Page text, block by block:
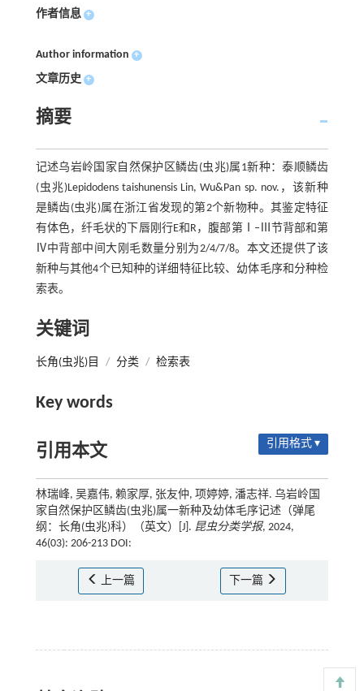
作者信息 +
Author information +
文章历史 +
摘要
记述乌岩岭国家自然保护区鳞齿(虫兆)属1新种：泰顺鳞齿
(虫兆)Lepidodens taishunensis Lin, Wu&Pan sp. nov.，该新种
是鳞齿(虫兆)属在浙江省发现的第2个新物种。其鉴定特征
有体色，纤毛状的下唇刚行E和R，腹部第Ⅰ–Ⅲ节背部和第
Ⅳ中背部中间大刚毛数量分别为2/4/7/8。本文还提供了该
新种与其他4个已知种的详细特征比较、幼体毛序和分种检
索表。
关键词
长角(虫兆)目 / 分类 / 检索表
Key words
引用本文 引用格式 ▾
林瑞峰, 吴嘉伟, 赖家厚, 张友仲, 项婷婷, 潘志祥. 乌岩岭国
家自然保护区鳞齿(虫兆)属一新种及幼体毛序记述（弹尾
纲：长角(虫兆)科）（英文）[J]. 昆虫分类学报, 2024,
46(03): 206-213 DOI:
上一篇 下一篇